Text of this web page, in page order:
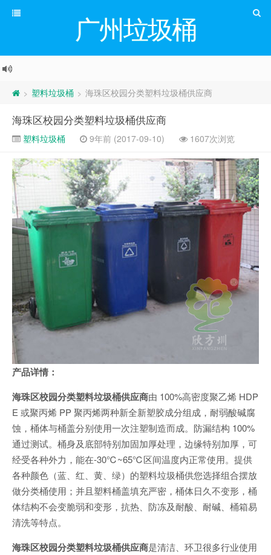
广州垃圾桶
> 塑料垃圾桶 > 海珠区校园分类塑料垃圾桶供应商
海珠区校园分类塑料垃圾桶供应商
塑料垃圾桶 9年前 (2017-09-10) 1607次浏览
产品详情：
海珠区校园分类塑料垃圾桶供应商由 100%高密度聚乙烯 HDP
E 或聚丙烯 PP 聚丙烯两种新全新塑胶成分组成，耐弱酸碱腐
蚀，桶体与桶盖分别使用一次注塑制造而成。防漏结构 100%
通过测试。桶身及底部特别加固加厚处理，边缘特别加厚，可
经受各种外力，能在-30℃~65℃区间温度内正常使用。提供
各种颜色（蓝、红、黄、绿）的塑料垃圾桶供您选择组合摆放
做分类桶使用；并且塑料桶盖填充严密，桶体日久不变形，桶
体结构不会变脆弱和变形，抗热、防冻及耐酸、耐碱、桶箱易
清洗等特点。
海珠区校园分类塑料垃圾桶供应商是清洁、环卫很多行业使用